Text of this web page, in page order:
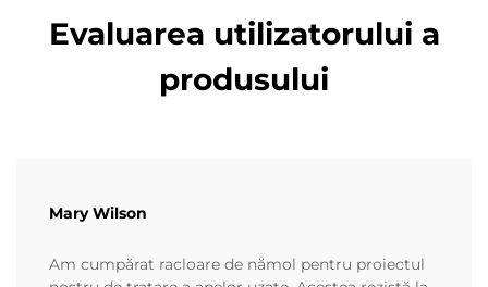
Evaluarea utilizatorului a
produsului
Mary Wilson
Am cumpărat racloare de nămol pentru proiectul